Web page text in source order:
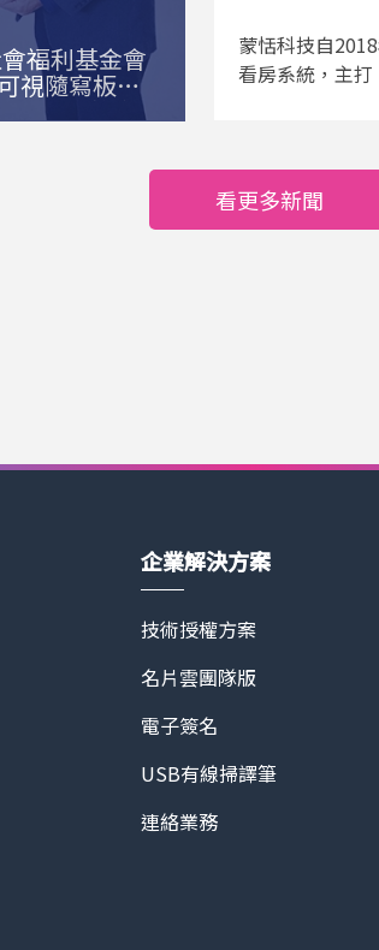
福利基金會
視隨寫板，
鄉數位教育
Fannie Mae 和
來加速鑑價和
品評估+財產數
選項，讓放款業
網站：https://
蒙恬科技自
看房系統，主
服務的物件，仍
房需求。各州接
屋服務，大幅
看更多新聞
企業解決方案
技術授權方案
名片雲團隊版
電子簽名
USB有線掃譯筆
連絡業務